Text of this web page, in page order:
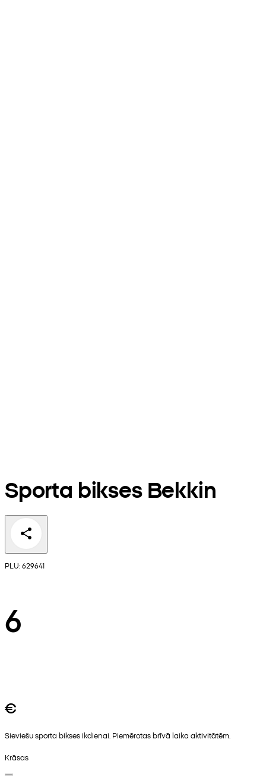
Sporta bikses Bekkin
PLU: 629641
6
€
Sieviešu sporta bikses ikdienai. Piemērotas brīvā laika aktivitātēm.
Krāsas